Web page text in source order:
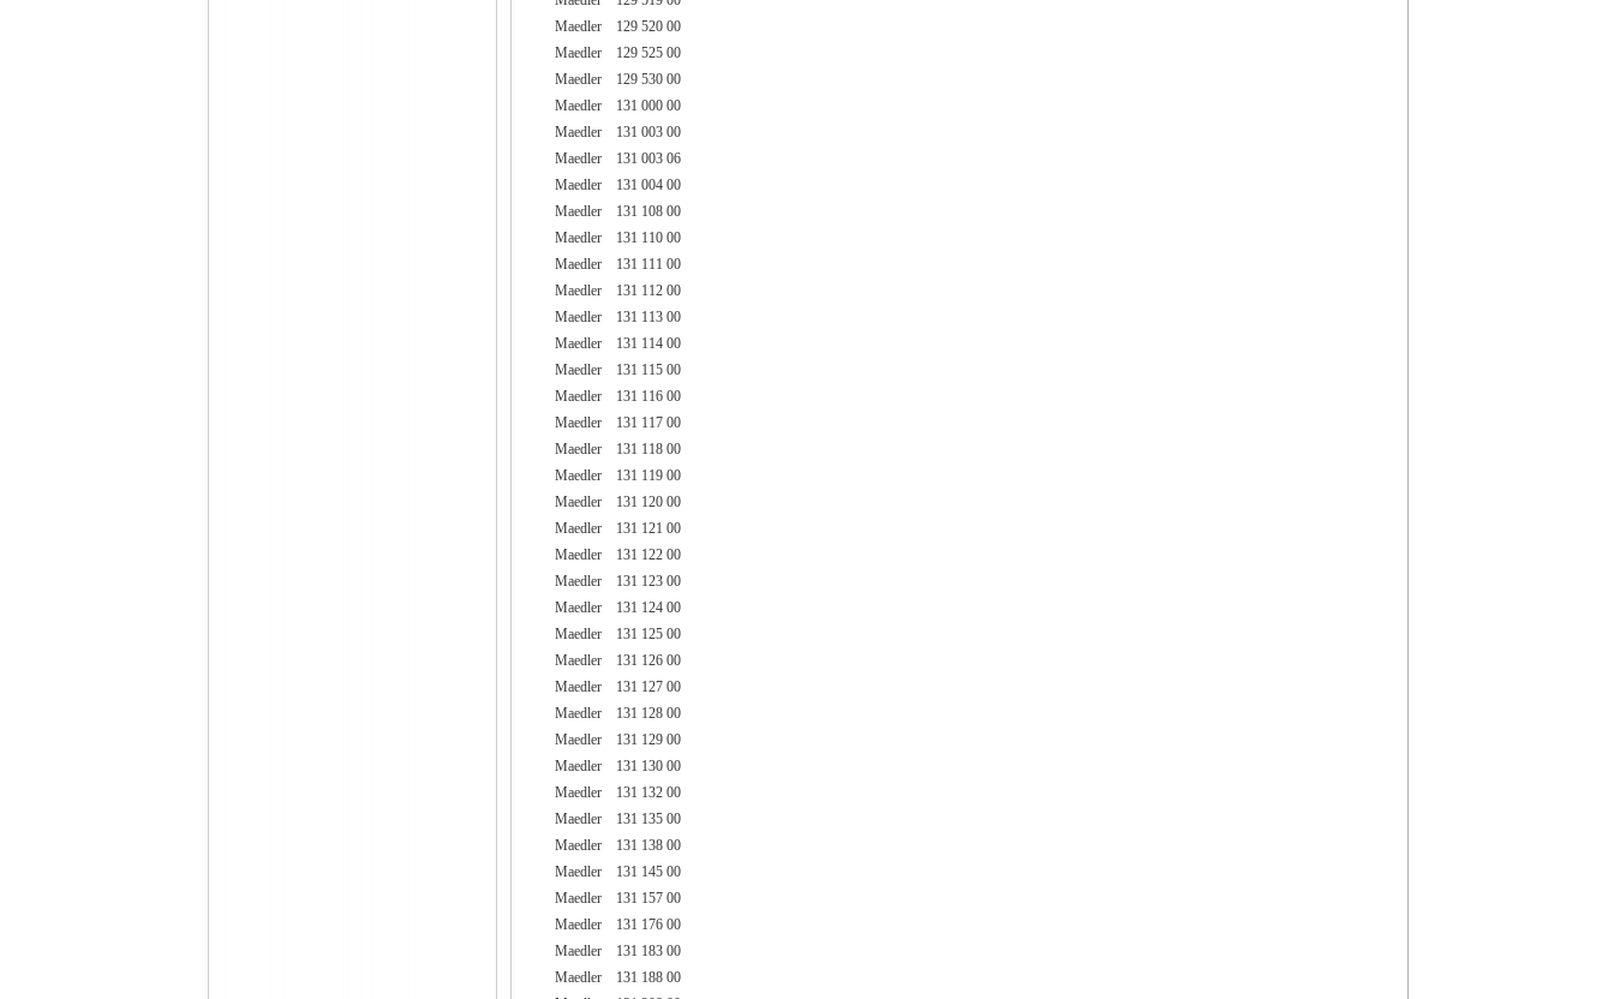
Maedler 129 520 00
Maedler 129 525 00
Maedler 129 530 00
Maedler 131 000 00
Maedler 131 003 00
Maedler 131 003 06
Maedler 131 004 00
Maedler 131 108 00
Maedler 131 110 00
Maedler 131 111 00
Maedler 131 112 00
Maedler 131 113 00
Maedler 131 114 00
Maedler 131 115 00
Maedler 131 116 00
Maedler 131 117 00
Maedler 131 118 00
Maedler 131 119 00
Maedler 131 120 00
Maedler 131 121 00
Maedler 131 122 00
Maedler 131 123 00
Maedler 131 124 00
Maedler 131 125 00
Maedler 131 126 00
Maedler 131 127 00
Maedler 131 128 00
Maedler 131 129 00
Maedler 131 130 00
Maedler 131 132 00
Maedler 131 135 00
Maedler 131 138 00
Maedler 131 145 00
Maedler 131 157 00
Maedler 131 176 00
Maedler 131 183 00
Maedler 131 188 00